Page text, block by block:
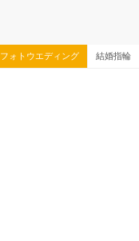
フォトウエディング 結婚指輪